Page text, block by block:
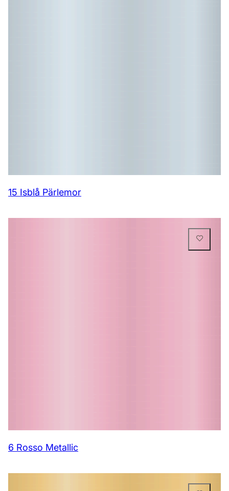
15 Isblå Pärlemor
6 Rosso Metallic